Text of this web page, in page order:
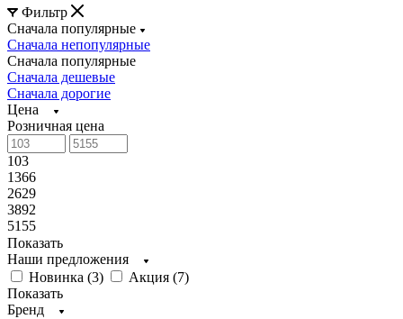
Фильтр
Сначала популярные
Сначала непопулярные
Сначала популярные
Сначала дешевые
Сначала дорогие
Цена
Розничная цена
103
1366
2629
3892
5155
Показать
Наши предложения
Новинка (3) Акция (7)
Показать
Бренд